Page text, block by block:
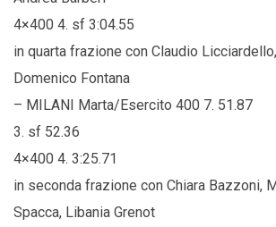
4×400 4. sf 3:04.55
in quarta frazione con Claudio
Domenico Fontana
– MILANI Marta/Esercito 400 7. 51.87
3. sf 52.36
4×400 4. 3:25.71
in seconda frazione con Chiara Bazzoni,
Spacca, Libania Grenot